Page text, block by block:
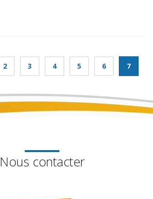
2 3 4 5 6 7
Nous contacter